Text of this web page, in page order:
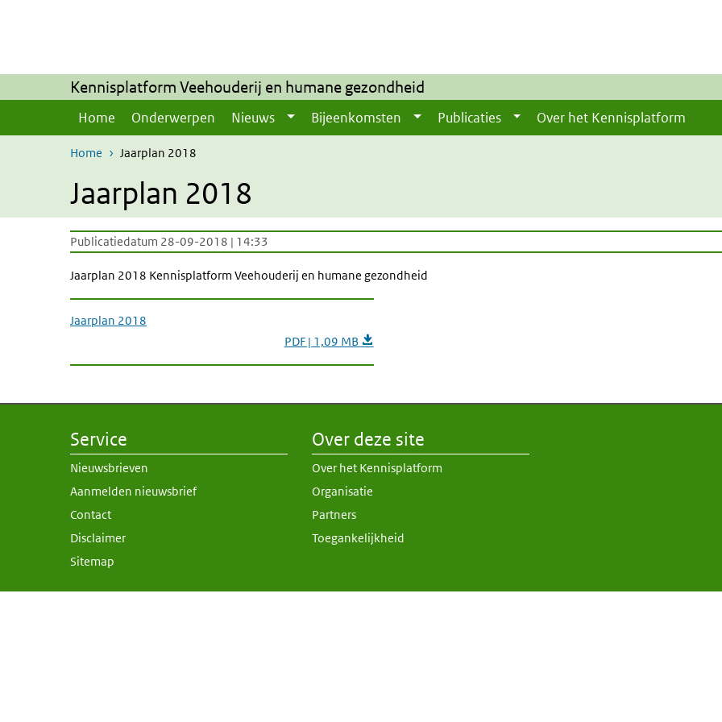
Kennisplatform Veehouderij en humane gezondheid
Home Onderwerpen Nieuws Bijeenkomsten Publicaties Over het Kennisplatform
Home Jaarplan 2018
Jaarplan 2018
Publicatiedatum 28-09-2018 | 14:33
Jaarplan 2018 Kennisplatform Veehouderij en humane gezondheid
Jaarplan 2018
PDF | 1,09 MB
Service
Nieuwsbrieven
Aanmelden nieuwsbrief
Contact
Disclaimer
Sitemap
Over deze site
Over het Kennisplatform
Organisatie
Partners
Toegankelijkheid